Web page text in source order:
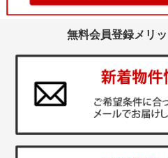
無料会員登録メリ